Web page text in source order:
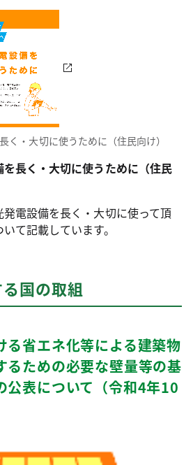
く・大切に使うために（住民向け）
長く・大切に使うために（住民
電設備を長く・大切に使って頂
て記載しています。
国の取組
る省エネ化等による建築物
るための必要な壁量等の基
公表について（令和4年10